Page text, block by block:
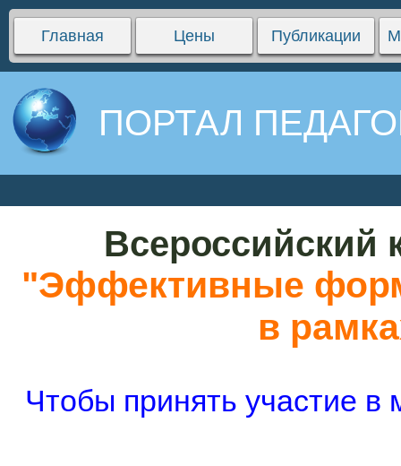
Главная Цены Публикации
ПОРТАЛ
Всероссийский
"Эффективные
в
Чтобы принять участие